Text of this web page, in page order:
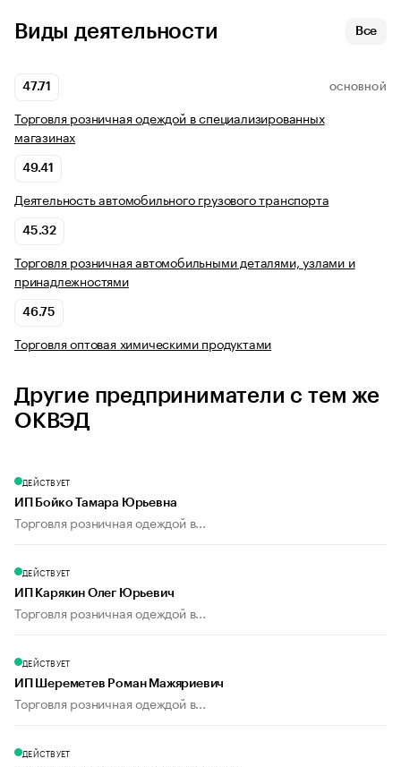
Виды деятельности Все
47.71 ОСНОВНОЙ
Торговля розничная одеждой в специализированных
магазинах
49.41
Деятельность автомобильного грузового транспорта
45.32
Торговля розничная автомобильными деталями, узлами и
принадлежностями
46.75
Торговля оптовая химическими продуктами
Другие предприниматели с тем же
ОКВЭД
ДЕЙСТВУЕТ
ИП Бойко Тамара Юрьевна
Торговля розничная одеждой в...
ДЕЙСТВУЕТ
ИП Карякин Олег Юрьевич
Торговля розничная одеждой в...
ДЕЙСТВУЕТ
ИП Шереметев Роман Мажяриевич
Торговля розничная одеждой в...
ДЕЙСТВУЕТ